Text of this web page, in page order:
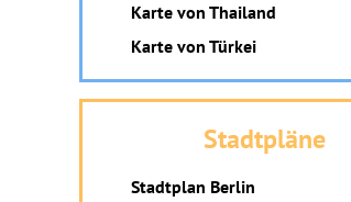
Karte von Thailand
Karte von Türkei
Stadtpläne
Stadtplan Berlin